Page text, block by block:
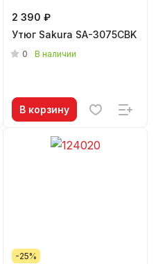
2 390 ₽
Утюг Sakura SA-3075CBK
0 В наличии
В корзину
-25%